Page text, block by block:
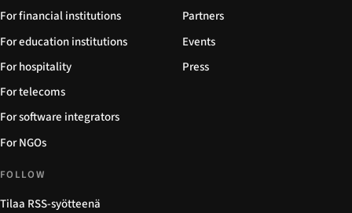
For financial institutions
For education institutions
For hospitality
For telecoms
For software integrators
For NGOs
Partners
Events
Press
FOLLOW
Tilaa RSS-syötteenä